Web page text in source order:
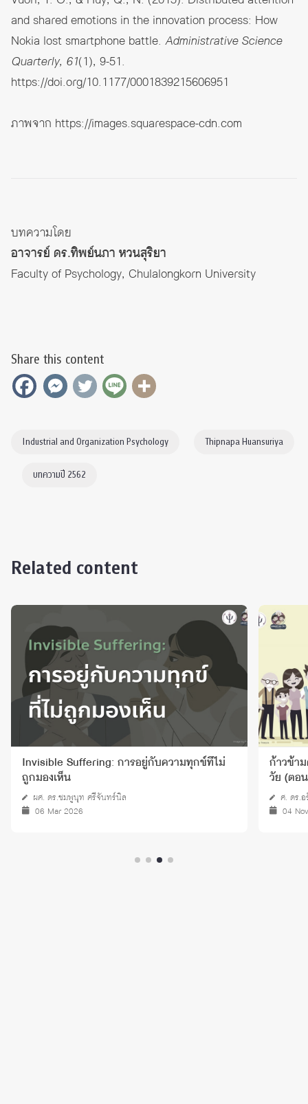
and shared emotions in the innovation process: How
Nokia lost smartphone battle. Administrative Science
Quarterly, 61(1), 9-51.
https://doi.org/10.1177/0001839215606951
ภาพจาก https://images.squarespace-cdn.com
บทความโดย
อาจารย์ ดร.ทิพย์นภา หวนสุริยา
Faculty of Psychology, Chulalongkorn University
Share this content
Industrial and Organization Psychology Thipnapa Huansuriya
บทความปี 2562
Related content
Invisible Suffering: การอยู่กับความทุกข์ที่ไม่
ถูกมองเห็น
ผศ. ดร.ชมพูนุท ศรีจันทร์นิล
06 Mar 2026
ก้าวข้า
วัย (ตอ
ศ. ดร.
04